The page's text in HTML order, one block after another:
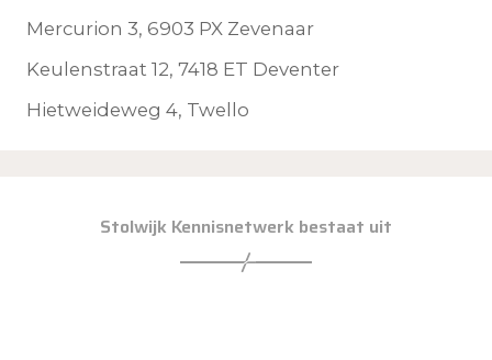
Mercurion 3, 6903 PX Zevenaar
Keulenstraat 12, 7418 ET Deventer
Hietweideweg 4, Twello
Stolwijk Kennisnetwerk bestaat uit